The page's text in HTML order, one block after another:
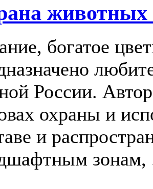
животных
богатое
России.
охраны и
и
зонам,